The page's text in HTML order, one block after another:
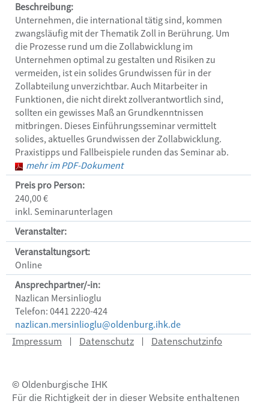
Beschreibung:
Unternehmen, die international tätig sind, kommen
zwangsläufig mit der Thematik Zoll in Berührung. Um
die Prozesse rund um die Zollabwicklung im
Unternehmen optimal zu gestalten und Risiken zu
vermeiden, ist ein solides Grundwissen für in der
Zollabteilung unverzichtbar. Auch Mitarbeiter in
Funktionen, die nicht direkt zollverantwortlich sind,
sollten ein gewisses Maß an Grundkenntnissen
mitbringen. Dieses Einführungsseminar vermittelt
solides, aktuelles Grundwissen der Zollabwicklung.
Praxistipps und Fallbeispiele runden das Seminar ab.
mehr im PDF-Dokument
Preis pro Person:
240,00 €
inkl. Seminarunterlagen
Veranstalter:
Veranstaltungsort:
Online
Ansprechpartner/-in:
Nazlican Mersinlioglu
Telefon: 0441 2220-424
nazlican.mersinlioglu@oldenburg.ihk.de
Impressum | Datenschutz | Datenschutzinfo
© Oldenburgische IHK
Für die Richtigkeit der in dieser Website enthaltenen